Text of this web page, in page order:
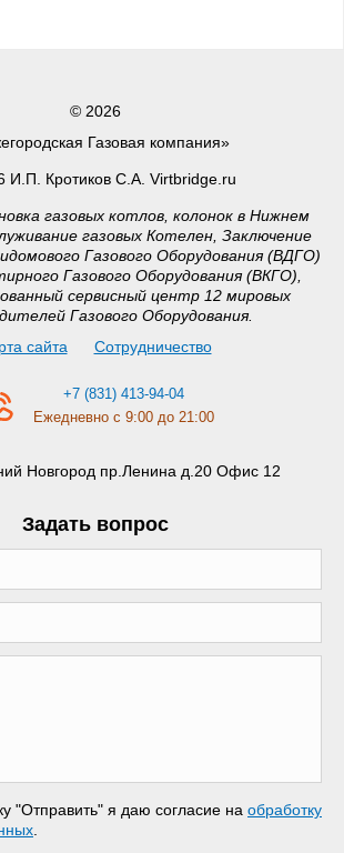
© 2026
Газовая компания»
И.П. Кротиков С.А. Virtbridge.ru
газовых котлов, колонок в Нижнем
газовых Котелен, Заключение
Газового Оборудования (ВДГО)
Газового Оборудования (ВКГО),
сервисный центр 12 мировых
Газового Оборудования.
сайта
Сотрудничество
+7 (831) 413-94-04
Ежедневно с 9:00 до 21:00
Новгород пр.Ленина д.20 Офис 12
Задать вопрос
"Отправить" я даю согласие на обработку